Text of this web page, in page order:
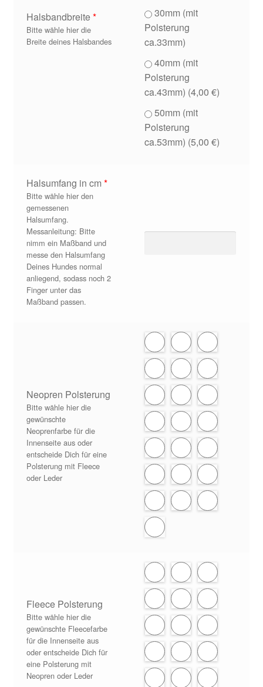
Halsbandbreite*
Bitte wähle hier die
Breite deines Halsbandes
30mm (mit
Polsterung
ca.33mm)
40mm (mit
Polsterung
ca.43mm) (4,00€)
50mm (mit
Polsterung
ca.53mm) (5,00€)
Halsumfang in cm*
Bitte wähle hier den
gemessenen
Halsumfang.
Messanleitung: Bitte
nimm ein Maßband und
messe den Halsumfang
Deines Hundes normal
anliegend, sodass noch 2
Finger unter das
Maßband passen.
Neopren Polsterung
Bitte wähle hier die
gewünschte
Neoprenfarbe für die
Innenseite aus oder
entscheide Dich für eine
Polsterung mit Fleece
oder Leder
Fleece Polsterung
Bitte wähle hier die
gewünschte Fleecefarbe
für die Innenseite aus
oder entscheide Dich für
eine Polsterung mit
Neopren oder Leder